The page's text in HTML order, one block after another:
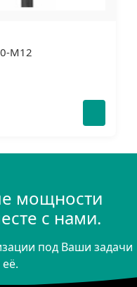
M12
мощности
с нами.
под Ваши задачи